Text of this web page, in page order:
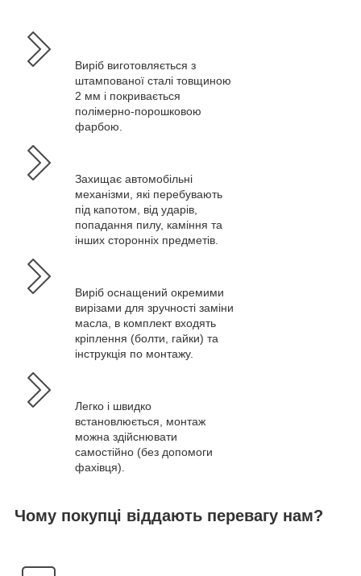
Виріб виготовляється з
штампованої сталі товщиною
2 мм і покривається
полімерно-порошковою
фарбою.
Захищає автомобільні
механізми, які перебувають
під капотом, від ударів,
попадання пилу, каміння та
інших сторонніх предметів.
Виріб оснащений окремими
вирізами для зручності заміни
масла, в комплект входять
кріплення (болти, гайки) та
інструкція по монтажу.
Легко і швидко
встановлюється, монтаж
можна здійснювати
самостійно (без допомоги
фахівця).
Чому покупці віддають перевагу нам?